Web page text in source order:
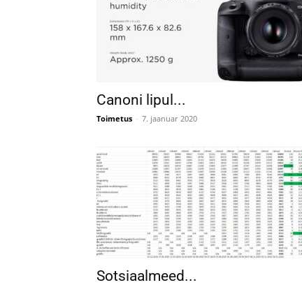
Canoni lipul...
Toimetus - 7. jaanuar 2020
Sotsiaalmeed...